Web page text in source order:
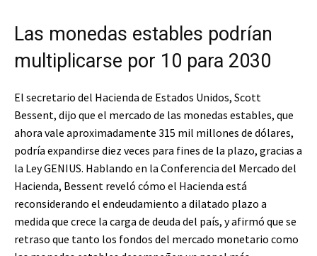
Las monedas estables podrían
multiplicarse por 10 para 2030
El secretario del Hacienda de Estados Unidos, Scott
Bessent, dijo que el mercado de las monedas estables, que
ahora vale aproximadamente 315 mil millones de dólares,
podría expandirse diez veces para fines de la plazo, gracias a
la Ley GENIUS. Hablando en la Conferencia del Mercado del
Hacienda, Bessent reveló cómo el Hacienda está
reconsiderando el endeudamiento a dilatado plazo a
medida que crece la carga de deuda del país, y afirmó que se
retraso que tanto los fondos del mercado monetario como